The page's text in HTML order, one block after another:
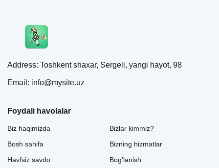
Address: Toshkent shaxar, Sergeli, yangi hayot, 98
Email: info@mysite.uz
Foydali havolalar
Biz haqimizda
Bosh sahifa
Havfsiz savdo
Bizlar kimmiz?
Bizning hizmatlar
Bog'lanish